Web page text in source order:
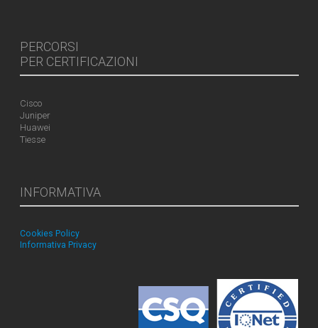
PERCORSI
PER CERTIFICAZIONI
Cisco
Juniper
Huawei
Tiesse
INFORMATIVA
Cookies Policy
Informativa Privacy